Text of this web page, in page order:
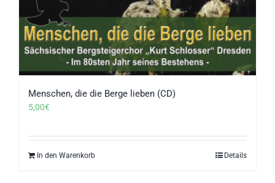
Menschen, die die Berge lieben (CD)
5,00€
In den Warenkorb Details